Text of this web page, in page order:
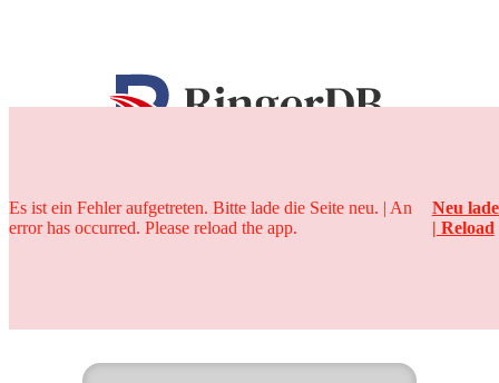
25 Jahre
Es ist ein Fehler aufgetreten. Bitte lade die Seite neu. | An
error has occurred. Please reload the app.
Neu
| Reload